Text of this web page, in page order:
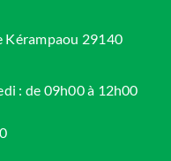
Kérampaou 29140
: de 09h00 à 12h00